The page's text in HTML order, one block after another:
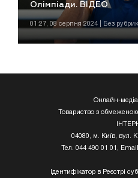
Олімпіади. ВІДЕО
01:27, 08 серпня 2024 | Без
Онлайн-
Товариство з обмеженою
04080, м. Київ, вул.
Тел. 044 490 01 01,
Ідентифікатор в Реєстрі